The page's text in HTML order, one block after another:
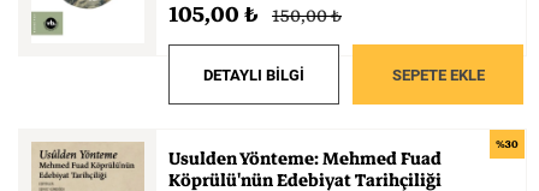
105,00 ₺ 150,00 ₺
DETAYLI BİLGİ SEPETE EKLE
%30
UsuldenYönteme:MehmedFuad
Köprülü'nünEdebiyatTarihçiliği